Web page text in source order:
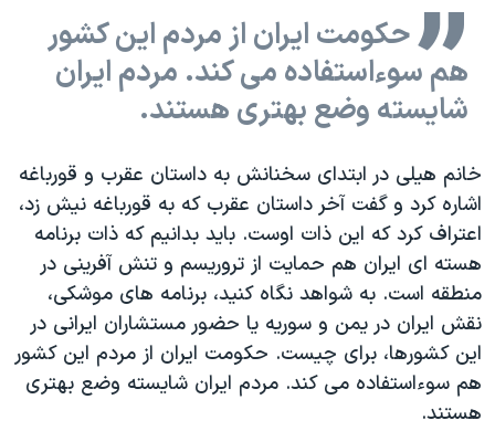
حکومت ایران از مردم این کشور
هم سوءاستفاده می کند. مردم ایران
شایسته وضع بهتری هستند.
خانم هیلی در ابتدای سخنانش به داستان عقرب و قورباغه
اشاره کرد و گفت آخر داستان عقرب که به قورباغه نیش زد،
اعتراف کرد که این ذات اوست. باید بدانیم که ذات برنامه
هسته ای ایران هم حمایت از تروریسم و تنش آفرینی در
منطقه است. به شواهد نگاه کنید، برنامه های موشکی،
نقش ایران در یمن و سوریه یا حضور مستشاران ایرانی در
این کشورها، برای چیست. حکومت ایران از مردم این کشور
هم سوءاستفاده می کند. مردم ایران شایسته وضع بهتری
هستند.